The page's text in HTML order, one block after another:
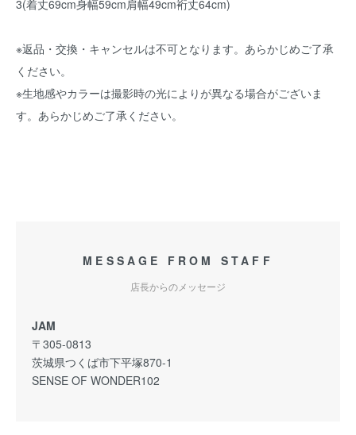
3(着丈69cm身幅59cm肩幅49cm裄丈64cm)
※返品・交換・キャンセルは不可となります。あらかじめご了承
ください。
※生地感やカラーは撮影時の光によりが異なる場合がございま
す。あらかじめご了承ください。
MESSAGE FROM STAFF
店長からのメッセージ
JAM
〒305-0813
茨城県つくば市下平塚870-1
SENSE OF WONDER102